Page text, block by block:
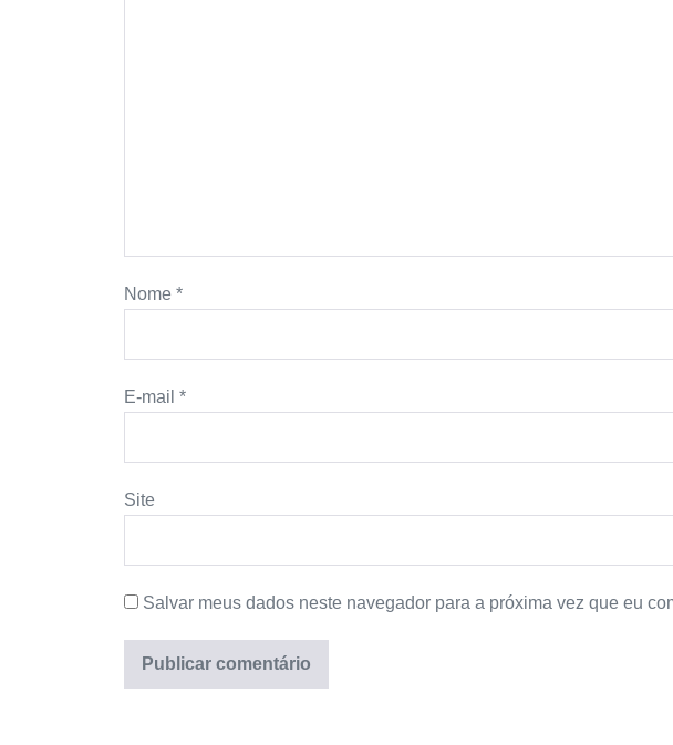
Nome *
E-mail *
Site
Salvar meus dados neste navegador para a próxima vez que eu